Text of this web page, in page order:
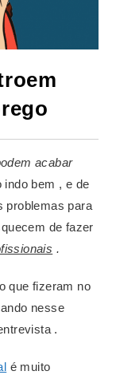
acabar
indo bem , e de
problemas para
de fazer
.
que fizeram no
nesse
.
é muito